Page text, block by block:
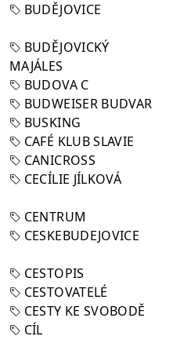
BUDĚJOVICE
BUDĚJOVICKÝ
MAJÁLES
BUDOVA C
BUDWEISER BUDVAR
BUSKING
CAFÉ KLUB SLAVIE
CANICROSS
CECÍLIE JÍLKOVÁ
CENTRUM
CESKEBUDEJOVICE
CESTOPIS
CESTOVATELÉ
CESTY KE SVOBODĚ
CÍL